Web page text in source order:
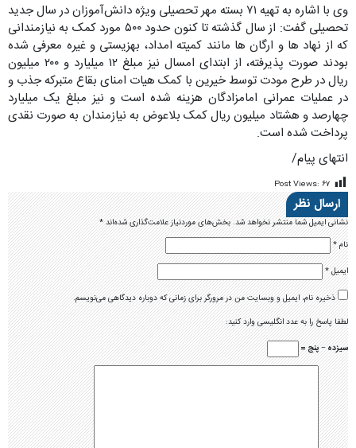
وی با اشاره به تهیه ۷۱ بسته مهر تحصیلی ویژه دانش‌آموزان در سال جدید
تحصیلی گفت: از سال گذشته تا کنون حدود ۵۰۰ مورد کمک به نیازمندانی
که از نهاد ها و ارگان ها مانند کمیته امداد، بهزیستی و غیره معرفی شده
بودند صورت پذیرفته، از ابتدای امسال نیز مبلغ ۱۲ میلیارد و ۲۰۰ میلیون
ریال در طرح مودت توسط خیرین با کمک هیات امنای بقاع متبرکه جذب و
در عملیات عمرانی امامزادگان هزینه شده است و نیز مبلغ یک میلیارد
چهارصد و هشتاد میلیون ریال کمک بلاعوض به نیازمندان به صورت نقدی
پرداخت شده است.
انتهای پیام/
Post Views: ۶۷
ارسال نظر
نشانی ایمیل شما منتشر نخواهد شد.بخش‌های موردنیاز علامت‌گذاری شده‌اند*
نام*
ایمیل*
ذخیره نام، ایمیل و وبسایت من در مرورگر برای زمانی که دوباره دیدگاهی می‌نویسم.
لطفا پاسخ را به عدد انگلیسی وارد کنید:
سیزده − پنج =